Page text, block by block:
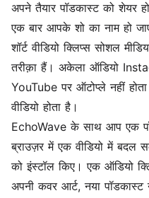
अपने तैयार पॉडकास्ट को शेयर
एक बार आपके शो का नाम हो
शॉर्ट वीडियो क्लिप्स सोशल
तरीक़ा हैं। अकेला ऑडियो
YouTube पर ऑटोप्ले नहीं
वीडियो होता है।
EchoWave के साथ आप एक
ब्राउज़र में एक वीडियो में बदल
को इंस्टॉल किए। एक ऑडियो
अपनी कवर आर्ट, नया